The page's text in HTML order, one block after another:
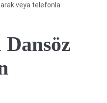
veya telefonla
Dansöz